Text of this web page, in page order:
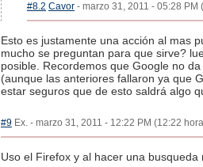
#8.2 Cavor - marzo 31, 2011 - 05:28 PM
Esto es justamente una acción al mas
mucho se preguntan para que sirve?
posible. Recordemos que Google no
(aunque las anteriores fallaron ya que
estar seguros que de esto saldrá algo
#9 Ex. - marzo 31, 2011 - 12:22 PM (12:22
Uso el Firefox y al hacer una